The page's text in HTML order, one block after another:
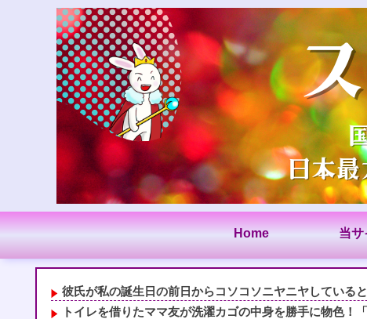
Home 当サ
彼氏が私の誕生日の前日からコソコソニヤニヤしている
トイレを借りたママ友が洗濯カゴの中身を勝手に物色！